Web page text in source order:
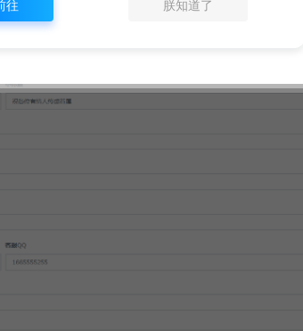
往 朕知道了